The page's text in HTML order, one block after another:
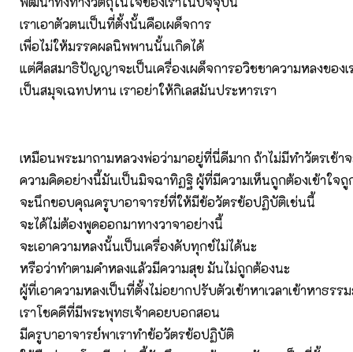
เราเอาตัวตนเป็นที่ตั้งนั้นคือเผด็จการ
เพื่อไม่ให้มรรคผลนิพพานนั้นเกิดได้
แต่ศีลสมาธิปัญญาจะเป็นเครื่องเผด็จการอวิชชาความหลงของเ
เป็นสมุจเฉทปหาน เราอย่าให้กิเลสมันประหารเรา
เหมือนพระมาถามหลวงพ่อว่ามาอยู่ที่นี่ดีมาก ถ้าไม่มีทำวัตรเช้า
ความคิดอย่างนี้มันเป็นมิจฉาทิฏฐิ ผู้ที่มีความเห็นถูกต้องเข้าใจถู
จะนึกขอบคุณครูบาอาจารย์ที่ให้มีข้อวัตรข้อปฏิบัติเช่นนี้
จะได้ไม่ต้องพูดออกมาทางวาจาอย่างนี้
จะเอาความหลงนั้นเป็นเครื่องดับทุกข์ไม่ได้นะ
หรือว่าทำตามคำหลงแล้วมีความสุข มันไม่ถูกต้องนะ
ผู้ที่เอาความหลงเป็นที่ตั้งไม่อยากปรับตัวเข้าหาเวลาเข้าหาธรร
เราโชคดีที่มีพระพุทธเจ้าคอยบอกสอน
มีครูบาอาจารย์พาเราทำข้อวัตรข้อปฏิบัติ